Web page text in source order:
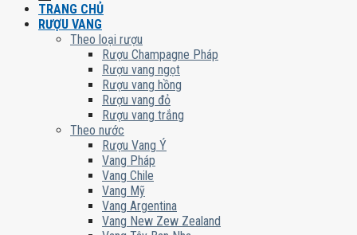
TRANG CHỦ
RƯỢU VANG
Theo loại rượu
Rượu Champagne Pháp
Rượu vang ngọt
Rượu vang hồng
Rượu vang đỏ
Rượu vang trắng
Theo nước
Rượu Vang Ý
Vang Pháp
Vang Chile
Vang Mỹ
Vang Argentina
Vang New Zew Zealand